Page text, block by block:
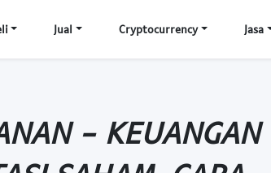
Jual Cryptocurrency Jasa
- KEUANGAN